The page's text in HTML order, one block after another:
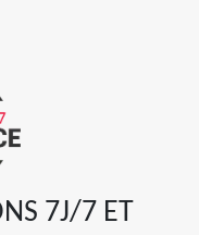
7J/7 ET